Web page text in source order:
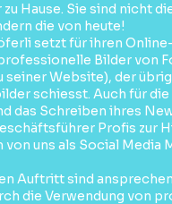
Hause. Sie sind nicht
die von heute!
setzt für ihren
Bilder von
seiner Website), der
schiesst. Auch für
das Schreiben ihres
Profis zur
von uns als Social Media
Auftritt sind
die Verwendung von